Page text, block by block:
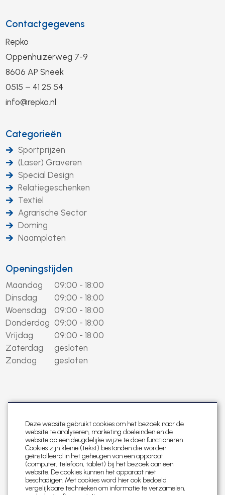
Contactgegevens
Repko
Oppenhuizerweg 7-9
8606 AP Sneek
0515 – 41 25 54
info@repko.nl
Categorieën
Sportprijzen
(Laser) Graveren
Special Design
Relatiegeschenken
Textiel
Agrarische Sector
Doming
Naamplaten
Openingstijden
Maandag
09:00 - 18:00
Dinsdag
09:00 - 18:00
Woensdag
09:00 - 18:00
Donderdag 09:00 - 18:00
Vrijdag
09:00 - 18:00
Zaterdag
gesloten
Zondag
gesloten
Deze website gebruikt cookies om het bezoek naar de
website te analyseren, marketing doeleinden en de
website op een deugdelijke wijze te doen functioneren.
Cookies zijn kleine (tekst) bestanden die worden
geïnstalleerd in het geheugen van een apparaat
(computer, telefoon, tablet) bij het bezoek aan een
website. De cookies kunnen het apparaat niet
beschadigen. Met cookies word hier ook bedoeld
vergelijkbare technieken om informatie te verzamelen,